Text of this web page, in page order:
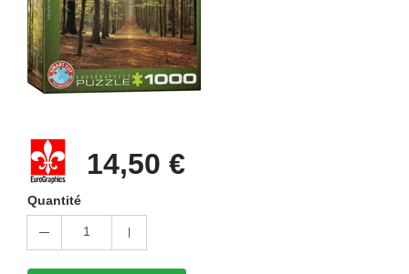
14,50 €
Quantité
1